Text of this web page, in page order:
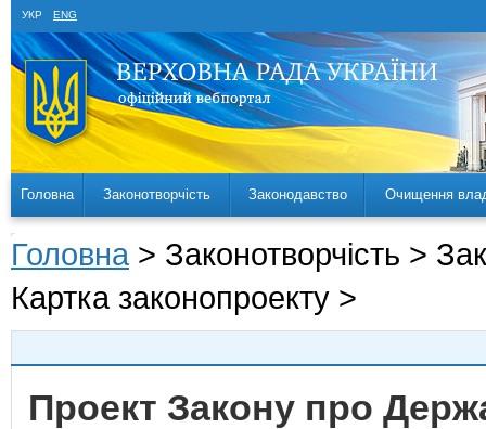
УКР ENG
Головна Законотворчість Законодавство Очищення
Головна > Законотворчість >
Картка законопроекту >
Проект Закону про